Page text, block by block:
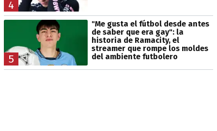
4
5
"Me gusta el fútbol desde antes
de saber que era gay": la
historia de Ramacity, el
streamer que rompe los moldes
del ambiente futbolero